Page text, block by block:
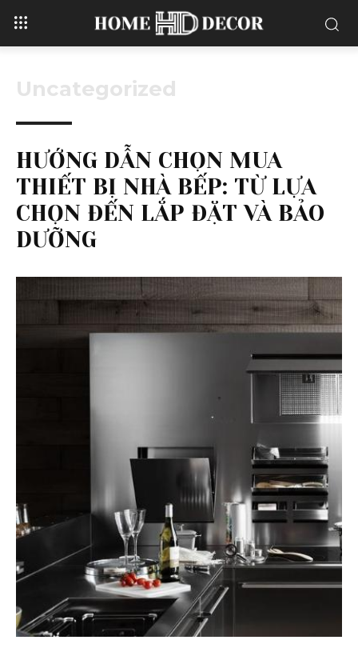
Uncategorized
HƯỚNG DẪN CHỌN MUA
THIẾT BỊ NHÀ BẾP: TỪ LỰA
CHỌN ĐẾN LẮP ĐẶT VÀ BẢO
DƯỠNG